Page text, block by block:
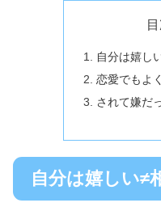
自分は嬉し
恋愛でもよ
されて嫌だ
自分は嬉しい≠